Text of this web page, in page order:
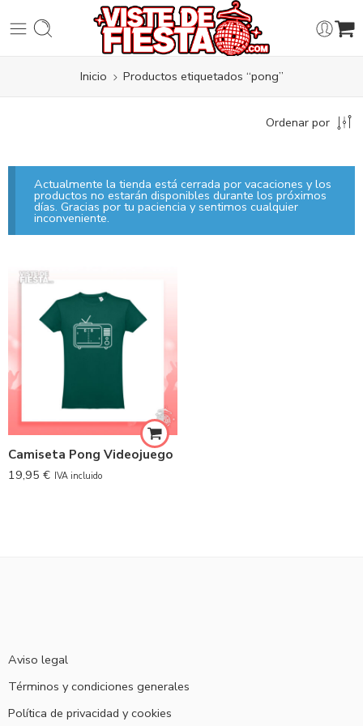
Inicio Productos etiquetados “pong”
Ordenar por
Actualmente la tienda está cerrada por vacaciones y los
productos no estarán disponibles durante los próximos
días. Gracias por tu paciencia y sentimos cualquier
inconveniente.
Camiseta Pong Videojuego
19,95 € IVA incluido
Aviso legal
Términos y condiciones generales
Política de privacidad y cookies